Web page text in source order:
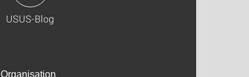
USUS-Blog
Organisation